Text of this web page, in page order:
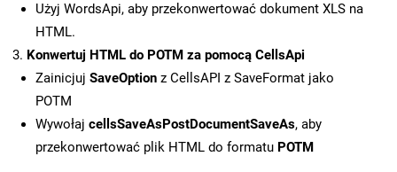
Użyj WordsApi, aby przekonwertować dokument XLS na
HTML.
Konwertuj HTML do POTM za pomocą CellsApi
Zainicjuj SaveOption z CellsAPI z SaveFormat jako
POTM
Wywołaj cellsSaveAsPostDocumentSaveAs, aby
przekonwertować plik HTML do formatu POTM